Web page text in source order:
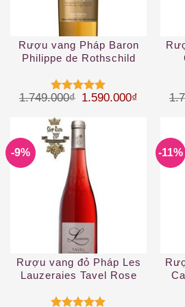
Rượu vang Pháp Baron
Philippe de Rothschild
Sauternes White
Được xếp
sao
1.749.000₫ Giá gốc là:
1.590.000₫ Giá
-9%
Rượu vang đỏ Pháp Les
Lauzeraies Tavel Rose
-11%